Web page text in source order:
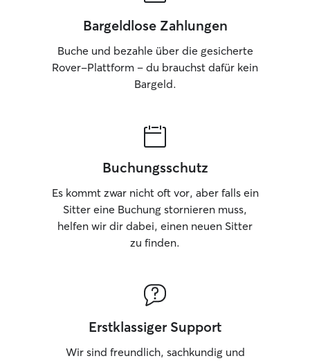
Bargeldlose Zahlungen
Buche und bezahle über die gesicherte
Rover-Plattform – du brauchst dafür kein
Bargeld.
Buchungsschutz
Es kommt zwar nicht oft vor, aber falls ein
Sitter eine Buchung stornieren muss,
helfen wir dir dabei, einen neuen Sitter
zu finden.
Erstklassiger Support
Wir sind freundlich, sachkundig und